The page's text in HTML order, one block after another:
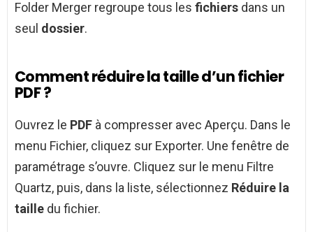
Folder Merger regroupe tous les fichiers dans un
seul dossier.
Comment réduire la taille d’un fichier
PDF ?
Ouvrez le PDF à compresser avec Aperçu. Dans le
menu Fichier, cliquez sur Exporter. Une fenêtre de
paramétrage s’ouvre. Cliquez sur le menu Filtre
Quartz, puis, dans la liste, sélectionnez Réduire la
taille du fichier.